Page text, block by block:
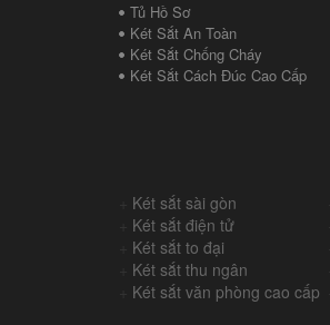
Tủ Hồ Sơ
Két Sắt An Toàn
Két Sắt Chống Cháy
Két Sắt Cách Đúc Cao Cấp
Két sắt sài gòn
Két sắt điện tử
Két sắt to đại
Két sắt thu ngân
Két sắt văn phòng cao cấp